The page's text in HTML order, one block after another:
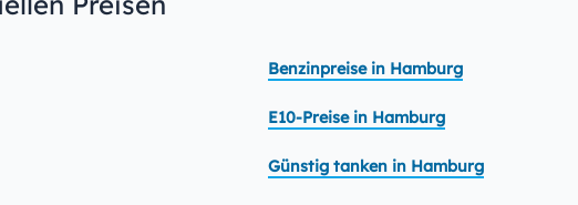
Benzinpreise in Hamburg
E10-Preise in Hamburg
Günstig tanken in Hamburg